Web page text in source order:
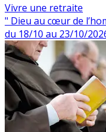
Vivre une retraite
" Dieu au cœur de
du 18/10 au 23/10/